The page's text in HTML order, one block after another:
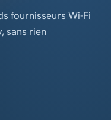
fournisseurs Wi-Fi
sans rien